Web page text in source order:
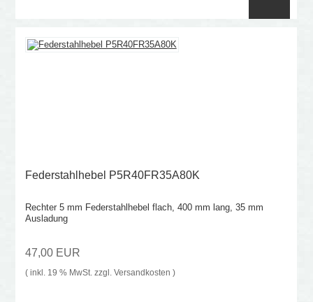
Federstahlhebel P5R40FR35A80K
Rechter 5 mm Federstahlhebel flach, 400 mm lang, 35 mm
Ausladung
47,00 EUR
( inkl. 19 % MwSt. zzgl. Versandkosten )